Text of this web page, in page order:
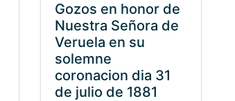
Gozos en honor de
Nuestra Señora de
Veruela en su
solemne
coronacion dia 31
de julio de 1881